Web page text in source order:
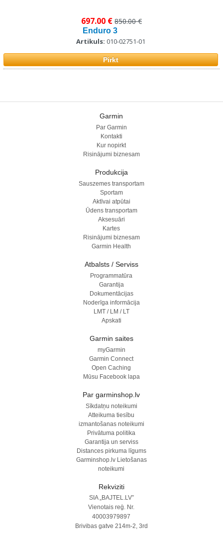
Enduro 3
Artikuls: 010-02751-01
697.00 € 850.00 €
Pirkt
Garmin
Par Garmin
Kontakti
Kur nopirkt
Risinājumi biznesam
Produkcija
Sauszemes transportam
Sportam
Aktīvai atpūtai
Ūdens transportam
Aksesuāri
Kartes
Risinājumi biznesam
Garmin Health
Atbalsts / Serviss
Programmatūra
Garantija
Dokumentācijas
Noderīga informācija
LMT / LM / LT
Apskati
Garmin saites
myGarmin
Garmin Connect
Open Caching
Mūsu Facebook lapa
Par garminshop.lv
Sīkdatņu noteikumi
Atteikuma tiesību
izmantošanas noteikumi
Privātuma politika
Garantija un serviss
Distances pirkuma līgums
Garminshop.lv Lietošanas
noteikumi
Rekviziti
SIA „BAJTEL.LV”
Vienotais reģ. Nr.
40003979897
Brivibas gatve 214m-2, 3rd